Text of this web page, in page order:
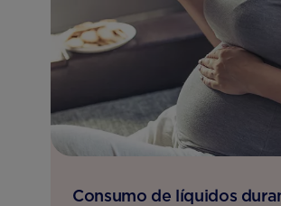
Consumo de líquidos